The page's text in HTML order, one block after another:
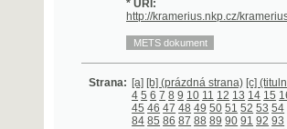
[b] (prázdná strana) [c] (titulní strana)
47 48 49 50 51 52
85 86 87 88 89 90 91
116 117 118 119 120 121 122 123 124
144 145 146 147 148 149 150 151
170 171 172 173 174 175 176 177 178
198 199 200 201 202 203 204 205
225 226 227 228 229 230 231 232
252 253 254 255 256 257 258 259